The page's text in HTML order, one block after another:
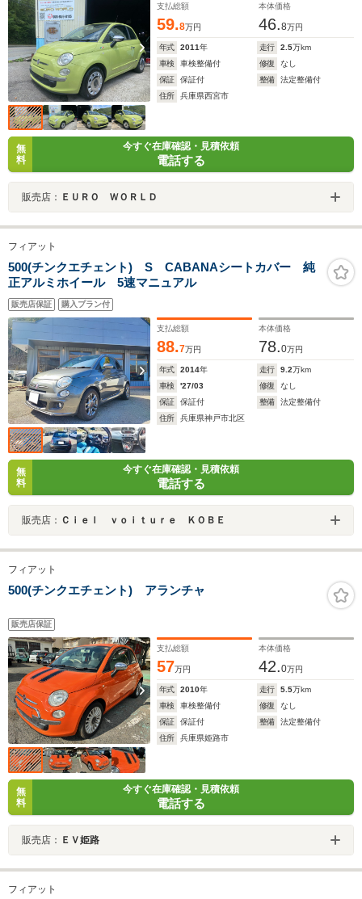
支払総額
59.8万円
本体価格
46.8万円
年式 2011年 走行 2.5万km
車検
車検整備付 修復
なし
保証
保証付 整備
法定整備付
住所
兵庫県西宮市
無
料
今すぐ在庫確認・見積依頼
電話する
販売店： ＥＵＲＯ ＷＯＲＬＤ
フィアット
500(チンクエチェント) S CABANAシートカバー 純
正アルミホイール 5速マニュアル
販売店保証 購入プラン付
支払総額
88.7万円
本体価格
78.0万円
年式 2014年 走行 9.2万km
車検
'27/03 修復
なし
保証
保証付 整備
法定整備付
住所
兵庫県神戸市北区
無
料
今すぐ在庫確認・見積依頼
電話する
販売店： Ｃｉｅｌ ｖｏｉｔｕｒｅ ＫＯＢＥ
フィアット
500(チンクエチェント) アランチャ
販売店保証
支払総額
57万円
本体価格
42.0万円
年式 2010年 走行 5.5万km
車検
車検整備付 修復
なし
保証
保証付 整備
法定整備付
住所
兵庫県姫路市
無
料
今すぐ在庫確認・見積依頼
電話する
販売店： ＥＶ姫路
フィアット